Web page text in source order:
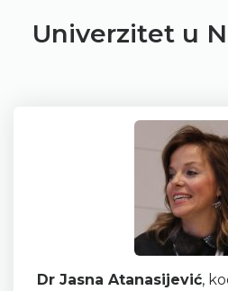
Univerzitet u
Dr Jasna Atanasijević,